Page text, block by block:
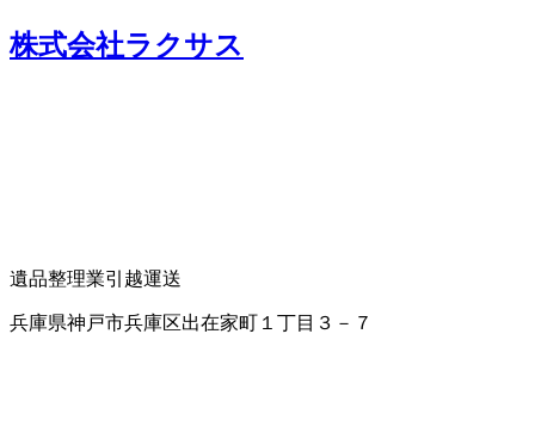
株式会社ラクサス
遺品整理業引越運送
兵庫県神戸市兵庫区出在家町１丁目３－７